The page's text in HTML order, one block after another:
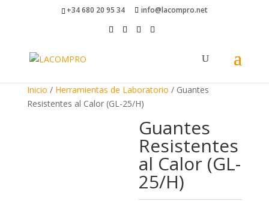
+34 680 20 95 34 info@lacompro.net
Inicio / Herramientas de Laboratorio / Guantes
Resistentes al Calor (GL-25/H)
Guantes
Resistentes
al Calor (GL-
25/H)